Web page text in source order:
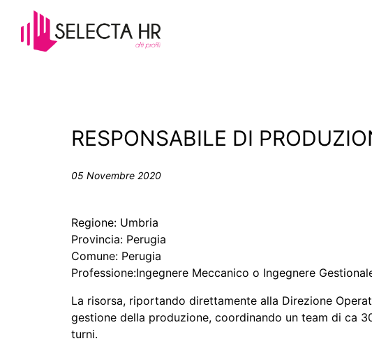
RESPONSABILE DI
05 Novembre 2020
Regione: Umbria
Provincia: Perugia
Comune: Perugia
Professione:Ingegnere Meccanico o Ingegnere
La risorsa, riportando direttamente alla Direzione
gestione della produzione, coordinando un team di ca
turni.